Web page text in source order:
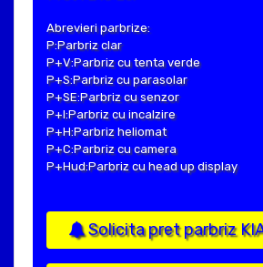
Abrevieri parbrize:
P:Parbriz clar
P+V:Parbriz cu tenta verde
P+S:Parbriz cu parasolar
P+SE:Parbriz cu senzor
P+I:Parbriz cu incalzire
P+H:Parbriz heliomat
P+C:Parbriz cu camera
P+Hud:Parbriz cu head up display
Solicita pret parbriz